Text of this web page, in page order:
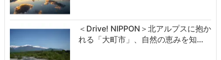
＜Drive! NIPPON＞北アルプスに抱か
れる「大町市」、自然の恵みを知…